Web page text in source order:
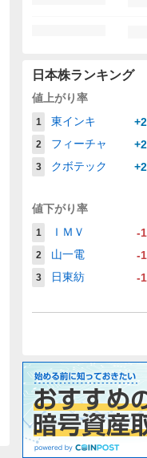
日本株ランキング
値上がり率
1 東インキ
2
フィーチャ
3
クボテック
値下がり率
1 ＩＭＶ -
2
山一電 -
3
日東紡 -